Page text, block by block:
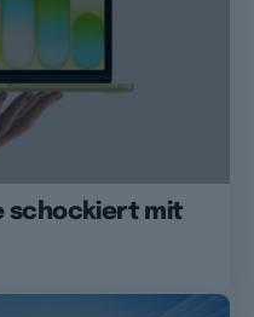
schockiert mit